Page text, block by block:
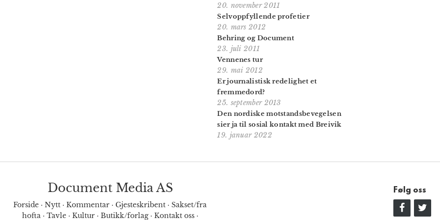
20. november 2011
Selvoppfyllende profetier
20. mars 2012
Behring og Document
23. juli 2011
Vennenes tur
29. mai 2012
Er journalistisk redelighet et
fremmedord?
25. september 2013
Den nordiske motstands­bevegelsen
sier ja til sosial kontakt med Breivik
19. januar 2022
Document Media AS
Forside · Nytt · Kommentar · Gjesteskribent · Sakset/fra
hofta· Tavle· Kultur· Butikk/forlag· Kontakt oss·
Følg oss